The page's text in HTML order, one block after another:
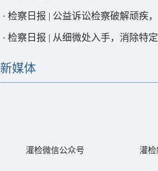
· 检察日报 | 公益诉讼检察破解顽疾
宜居
· 检察日报 | 从细微处入手，消除特
新媒体
灌检微信公众号 灌检